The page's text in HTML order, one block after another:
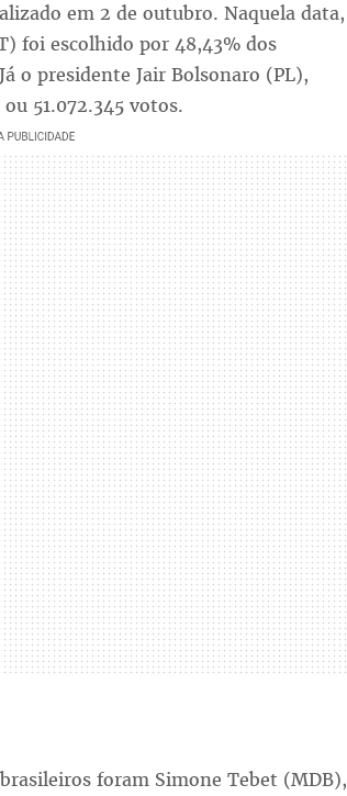
em 2 de outubro. Naquela data,
foi escolhido por 48,43% dos
o presidente Jair Bolsonaro (PL),
51.072.345 votos.
foram Simone Tebet (MDB),